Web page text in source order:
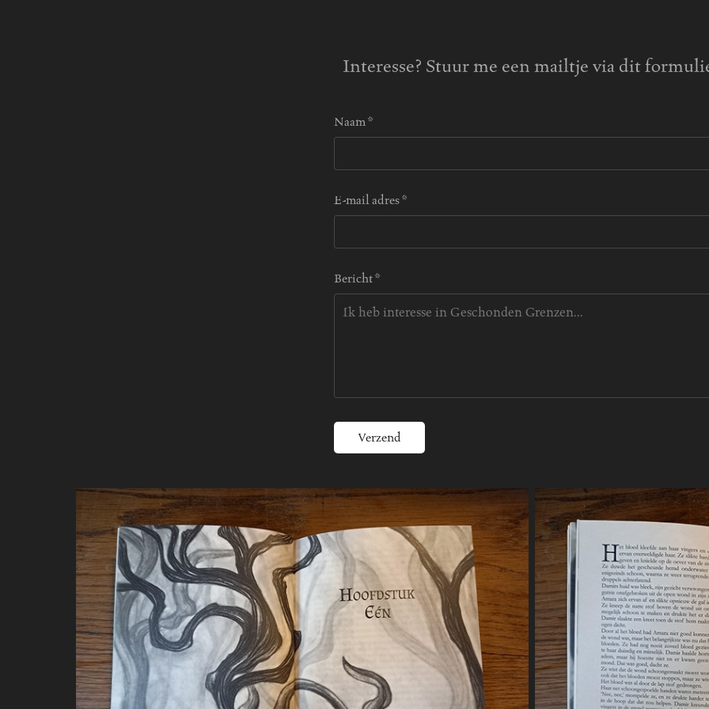
Interesse? Stuur me een mailtje via dit
Naam *
E-mail adres *
Bericht *
Verzend